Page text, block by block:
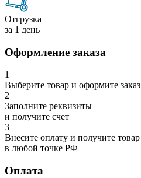
Отгрузка
за 1 день
Оформление заказа
1
Выберите товар и оформите заказ
2
Заполните реквизиты
и получите счет
3
Внесите оплату и получите товар
в любой точке РФ
Оплата